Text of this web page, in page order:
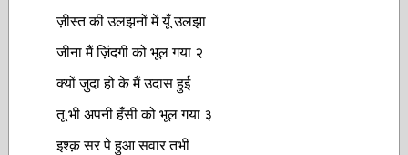
ज़ीस्त की उलझनों में यूँ उलझा
जीना मैं ज़िंदगी को भूल गया २
क्यों जुदा हो के मैं उदास हुई
तू भी अपनी हँसी को भूल गया ३
इश्क़ सर पे हुआ सवार तभी